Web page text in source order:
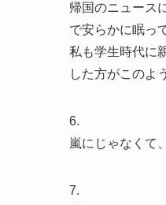
帰国のニュース
で安らかに眠っ
私も学生時代に
した方がこのよ
6.
嵐にじゃなくて
7.